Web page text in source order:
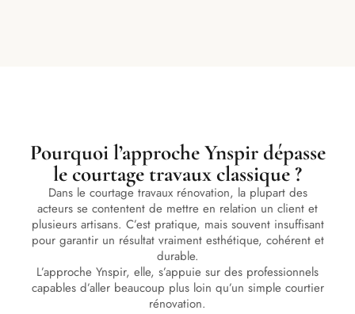
Pourquoi l’approche Ynspir dépasse
le courtage travaux classique ?
Dans le courtage travaux rénovation, la plupart des
acteurs se contentent de mettre en relation un client et
plusieurs artisans. C’est pratique, mais souvent insuffisant
pour garantir un résultat vraiment esthétique, cohérent et
durable.
L’approche Ynspir, elle, s’appuie sur des professionnels
capables d’aller beaucoup plus loin qu’un simple courtier
rénovation.